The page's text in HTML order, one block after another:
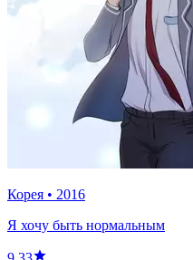
Корея • 2016
Я хочу быть нормальным